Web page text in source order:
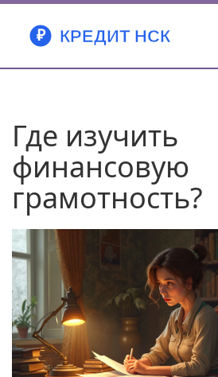
Где изучить
финансовую
грамотность?